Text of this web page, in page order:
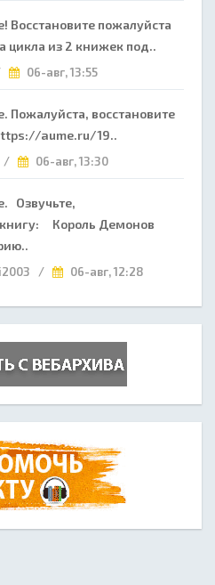
Восстановите пожалуйста
цикла из 2 книжек под..
06-авг, 13:55
Пожалуйста, восстановите
aume.ru/19..
/ 06-авг, 13:30
Озвучьте,
книгу: Король Демонов
/ 06-авг, 12:28